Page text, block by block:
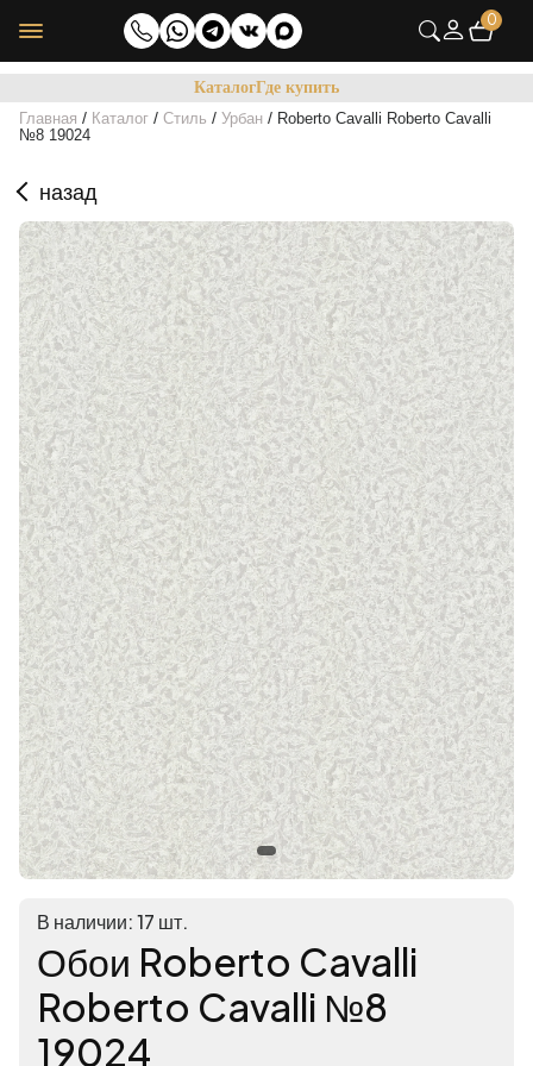
0
КаталогГде купить
Главная / Каталог / Стиль / Урбан / Roberto Cavalli Roberto Cavalli
№8 19024
назад
В наличии: 17 шт.
Обои Roberto Cavalli
Roberto Cavalli №8
19024